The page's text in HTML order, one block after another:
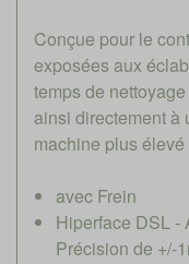
Conçue pour le
exposées aux
temps de
ainsi directement à
machine plus
avec Frein
Hiperface DSL -
Précision de +/-